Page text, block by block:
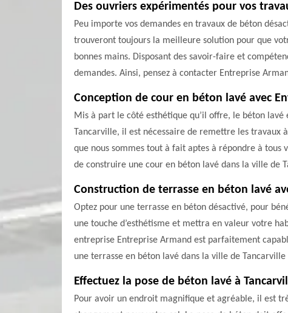
Des ouvriers expérimentés pour vos
Peu importe vos demandes en travaux de béton
trouveront toujours la meilleure solution pour que
bonnes mains. Disposant des savoir-faire et
demandes. Ainsi, pensez à contacter Entreprise
Conception de cour en béton lavé avec
Mis à part le côté esthétique qu’il offre, le béton
Tancarville, il est nécessaire de remettre les travaux
que nous sommes tout à fait aptes à répondre à tous
de construire une cour en béton lavé dans la ville de
Construction de terrasse en béton lavé
Optez pour une terrasse en béton désactivé, pour
une touche d’esthétisme et mettra en valeur votre
entreprise Entreprise Armand est parfaitement
une terrasse en béton lavé dans la ville de
Effectuez la pose de béton lavé à
Pour avoir un endroit magnifique et agréable, il est